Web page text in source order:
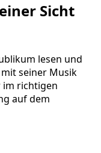
Sicht
lesen und
seiner Musik
im richtigen
auf dem